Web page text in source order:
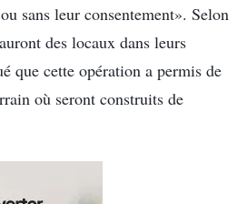
sans leur consentement». Selon
des locaux dans leurs
que cette opération a permis de
où seront construits de